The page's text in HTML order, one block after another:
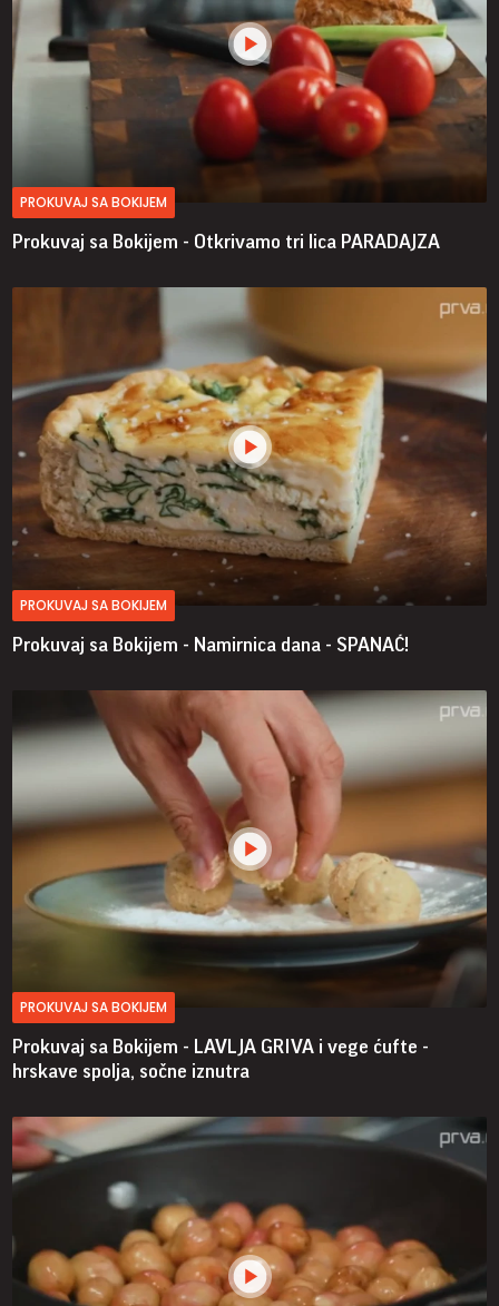
PROKUVAJ SA BOKIJEM
Prokuvaj sa Bokijem - Otkrivamo tri lica PARADAJZA
PROKUVAJ SA BOKIJEM
Prokuvaj sa Bokijem - Namirnica dana - SPANAĆ!
PROKUVAJ SA BOKIJEM
Prokuvaj sa Bokijem - LAVLJA GRIVA i vege ćufte -
hrskave spolja, sočne iznutra